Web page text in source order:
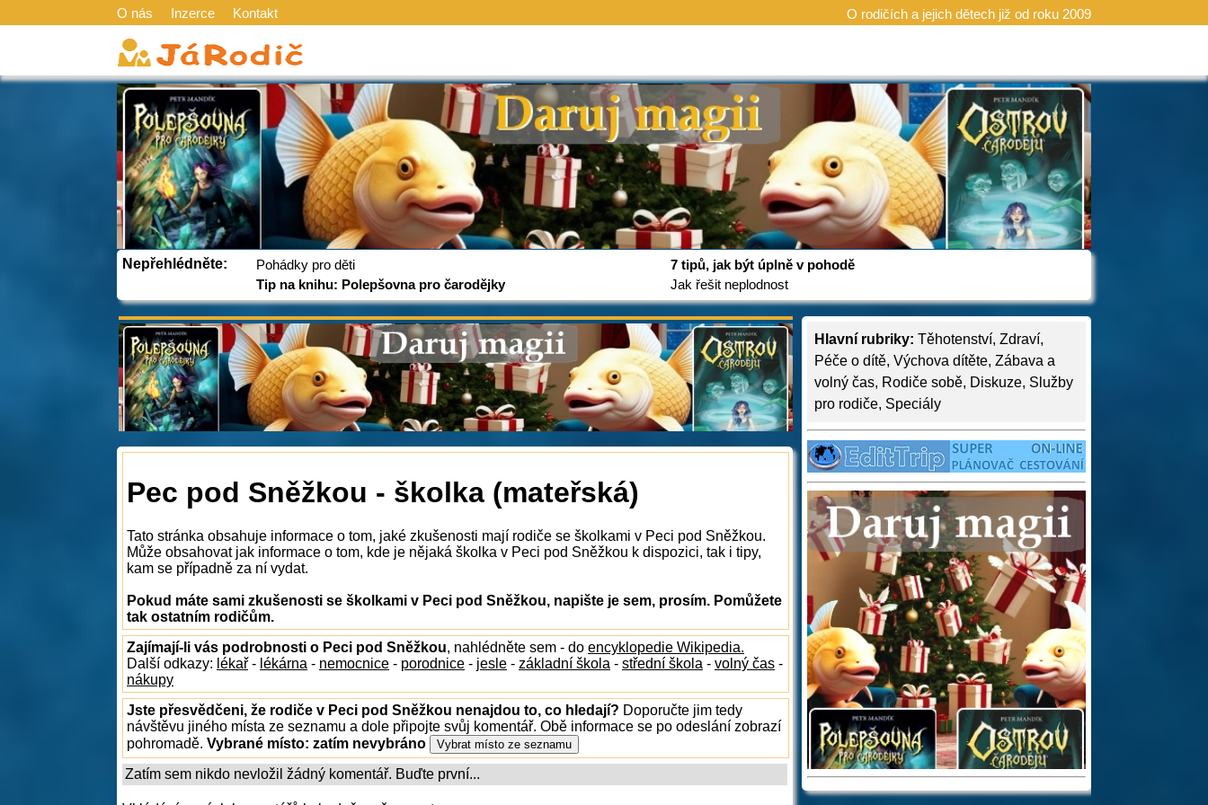
O nás Inzerce Kontakt O rodičích a jejich dětech již od roku 2009
Nepřehlédněte:
Pohádky pro děti
Tip na knihu: Polepšovna pro čarodějky
7 tipů, jak být úplně v pohodě
Jak řešit neplodnost
Hlavní rubriky: Těhotenství, Zdraví,
Péče o dítě, Výchova dítěte, Zábava a
volný čas, Rodiče sobě, Diskuze, Služby
pro rodiče, Speciály
Pec pod Sněžkou - školka (mateřská)
Tato stránka obsahuje informace o tom, jaké zkušenosti mají rodiče se školkami v Peci pod Sněžkou.
Může obsahovat jak informace o tom, kde je nějaká školka v Peci pod Sněžkou k dispozici, tak i tipy,
kam se případně za ní vydat.
Pokud máte sami zkušenosti se školkami v Peci pod Sněžkou, napište je sem, prosím. Pomůžete
tak ostatním rodičům.
Zajímají-li vás podrobnosti o Peci pod Sněžkou, nahlédněte sem - do encyklopedie Wikipedia.
Další odkazy: lékař - lékárna - nemocnice - porodnice - jesle - základní škola - střední škola - volný čas -
nákupy
Jste přesvědčeni, že rodiče v Peci pod Sněžkou nenajdou to, co hledají? Doporučte jim tedy
návštěvu jiného místa ze seznamu a dole připojte svůj komentář. Obě informace se po odeslání zobrazí
pohromadě. Vybrané místo: zatím nevybráno
Zatím sem nikdo nevložil žádný komentář. Buďte první...